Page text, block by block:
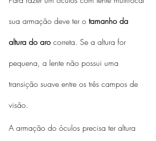
sua armação deve ter o tamanho da
altura do aro correta. Se a altura for
pequena, a lente não possui uma
transição suave entre os três campos de
visão.
A armação do óculos precisa ter altura